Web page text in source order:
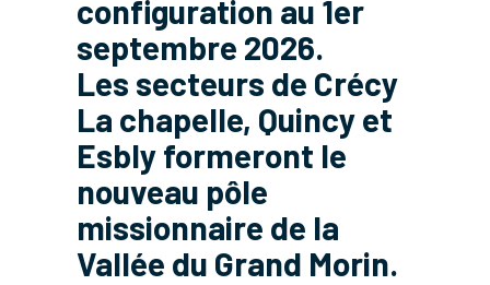
configuration au 1er
septembre 2026.
Les secteurs de Crécy
La chapelle, Quincy et
Esbly formeront le
nouveau pôle
missionnaire de la
Vallée du Grand Morin.